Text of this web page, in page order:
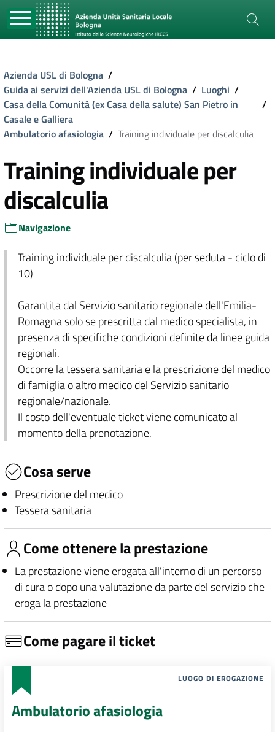
Azienda USL di Bologna /
Guida ai servizi dell'Azienda USL di Bologna / Luoghi /
Casa della Comunità (ex Casa della salute) San Pietro in
Casale e Galliera
/
Ambulatorio afasiologia / Training individuale per discalculia
Training individuale per
discalculia
Navigazione
Training individuale per discalculia (per seduta - ciclo di
10)
Garantita dal Servizio sanitario regionale dell'Emilia-
Romagna solo se prescritta dal medico specialista, in
presenza di specifiche condizioni definite da linee guida
regionali.
Occorre la tessera sanitaria e la prescrizione del medico
di famiglia o altro medico del Servizio sanitario
regionale/nazionale.
Il costo dell'eventuale ticket viene comunicato al
momento della prenotazione.
Cosa serve
Prescrizione del medico
Tessera sanitaria
Come ottenere la prestazione
La prestazione viene erogata all'interno di un percorso
di cura o dopo una valutazione da parte del servizio che
eroga la prestazione
Come pagare il ticket
LUOGO DI EROGAZIONE
Ambulatorio afasiologia